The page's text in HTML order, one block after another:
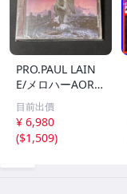
PRO.PAUL LAIN
E/メロハーAOR◆
THE RADIO SUN/
UNSTOPPABLE
目前出價
¥ 6,980
($1,509)